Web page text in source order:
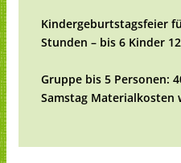
Kindergeburtstagsfeier
Stunden – bis 6 Kinder
Gruppe bis 5 Personen:
Samstag Materialkosten